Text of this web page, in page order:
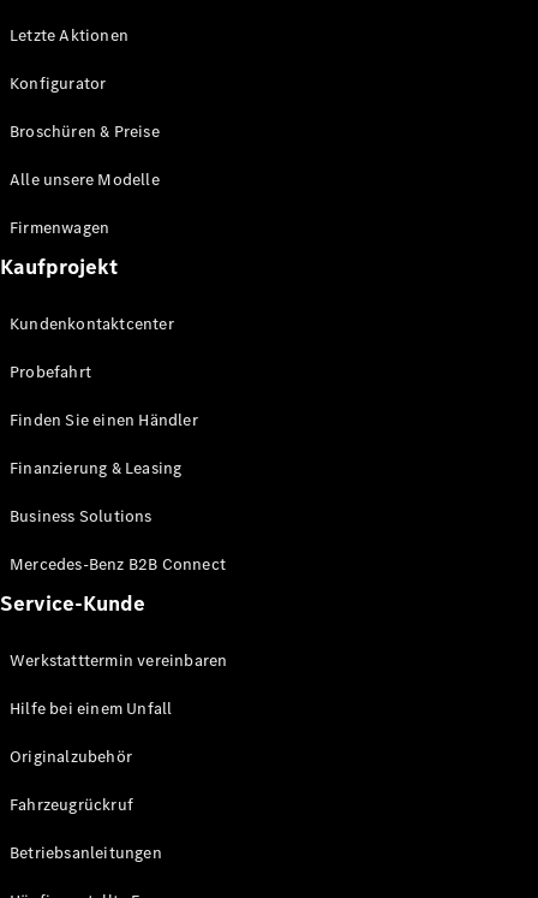
Letzte Aktionen
Konfigurator
Broschüren & Preise
Alle unsere Modelle
Firmenwagen
Kaufprojekt
Kundenkontaktcenter
Probefahrt
Finden Sie einen Händler
Finanzierung & Leasing
Business Solutions
Mercedes-Benz B2B Connect
Service-Kunde
Werkstatttermin vereinbaren
Hilfe bei einem Unfall
Originalzubehör
Fahrzeugrückruf
Betriebsanleitungen